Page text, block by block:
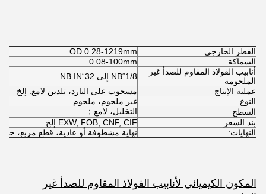
القطر الخارجي
OD 0.28-1219mm
السماكة
0.08-100mm
أنابيب الفولاذ المقاوم للصدأ غير
الملحومة
1/8“NB إلى 32“NB IN
عملية الإنتاج
مسحوب على البارد، تلدين لامع. إلخ
النوع
غير ملحوم، ملحوم
السطح
التخليل، لامع；
بند السعر
EXW, FOB, CNF, CIF إلخ
النهايات:
نهاية مشطوفة أو عادية، قطع مربع،
المكون الكيميائي لأنابيب الفولاذ المقاوم للصدأ غير